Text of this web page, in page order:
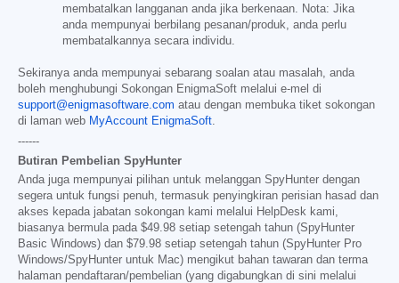
membatalkan langganan anda jika berkenaan. Nota: Jika
anda mempunyai berbilang pesanan/produk, anda perlu
membatalkannya secara individu.
Sekiranya anda mempunyai sebarang soalan atau masalah, anda
boleh menghubungi Sokongan EnigmaSoft melalui e-mel di
support@enigmasoftware.com atau dengan membuka tiket sokongan
di laman web MyAccount EnigmaSoft.
------
Butiran Pembelian SpyHunter
Anda juga mempunyai pilihan untuk melanggan SpyHunter dengan
segera untuk fungsi penuh, termasuk penyingkiran perisian hasad dan
akses kepada jabatan sokongan kami melalui HelpDesk kami,
biasanya bermula pada $49.98 setiap setengah tahun (SpyHunter
Basic Windows) dan $79.98 setiap setengah tahun (SpyHunter Pro
Windows/SpyHunter untuk Mac) mengikut bahan tawaran dan terma
halaman pendaftaran/pembelian (yang digabungkan di sini melalui